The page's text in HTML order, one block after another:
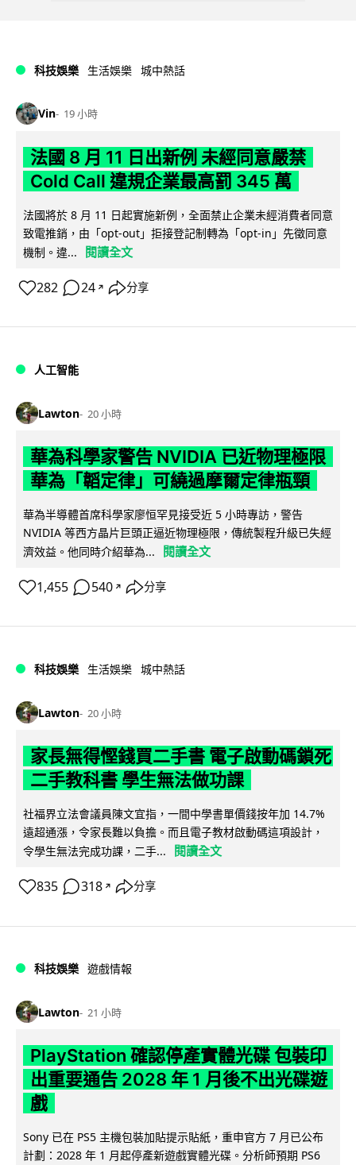
科技娛樂 生活娛樂 城中熱話
Vin 19 小時
法國 8 月 11 日出新例 未經同意嚴禁
Cold Call 違規企業最高罰 345 萬
法國將於 8 月 11 日起實施新例，全面禁止企業未經消費者同意
致電推銷，由「opt-out」拒接登記制轉為「opt-in」先徵同意
機制。違...
閱讀全文
282 24 ↗ 分享
人工智能
Lawton 20 小時
華為科學家警告 NVIDIA 已近物理極限
華為「韜定律」可繞過摩爾定律瓶頸
華為半導體首席科學家廖恒罕見接受近 5 小時專訪，警告
NVIDIA 等西方晶片巨頭正逼近物理極限，傳統製程升級已失經
濟效益。他同時介紹華為...
閱讀全文
1,455 540 ↗ 分享
科技娛樂 生活娛樂 城中熱話
Lawton 20 小時
家長無得慳錢買二手書 電子啟動碼鎖死
二手教科書 學生無法做功課
社福界立法會議員陳文宜指，一間中學書單價錢按年加 14.7%
遠超通漲，令家長難以負擔。而且電子教材啟動碼這項設計，
令學生無法完成功課，二手...
閱讀全文
835 318 ↗ 分享
科技娛樂 遊戲情報
Lawton 21 小時
PlayStation 確認停產實體光碟 包裝印
出重要通告 2028 年 1 月後不出光碟遊
戲
Sony 已在 PS5 主機包裝加貼提示貼紙，重申官方 7 月已公布
計劃：2028 年 1 月起停產新遊戲實體光碟。分析師預期 PS6